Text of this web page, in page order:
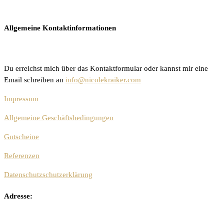
Allgemeine Kontaktinformationen
Du erreichst mich über das Kontaktformular oder kannst mir eine
Email schreiben an info@nicolekraiker.com
Impressum
Allgemeine Geschäftsbedingungen
Gutscheine
Referenzen
Datenschutzschutzerklärung
Adresse: